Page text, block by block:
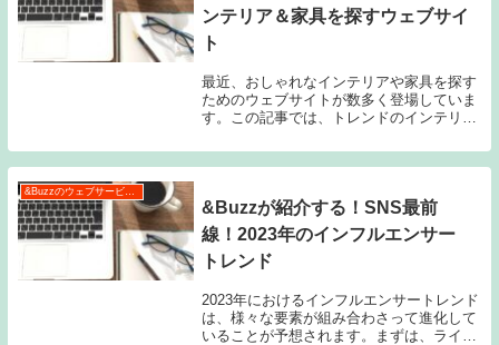
ンテリア＆家具を探すウェブサイ
ト
最近、おしゃれなインテリアや家具を探す
ためのウェブサイトが数多く登場していま
す。この記事では、トレンドのインテリア
らには人気のブランドやオンラインショッ
プの紹介、さらにはインテリア＆家具の配
&Buzzのウェブサービス特集
&Buzzが紹介する！SNS最前
線！2023年のインフルエンサー
トレンド
2023年におけるインフルエンサートレンド
は、様々な要素が組み合わさって進化して
いることが予想されます。まずは、ライブ